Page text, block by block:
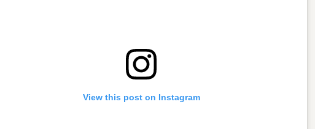
View this post on Instagram